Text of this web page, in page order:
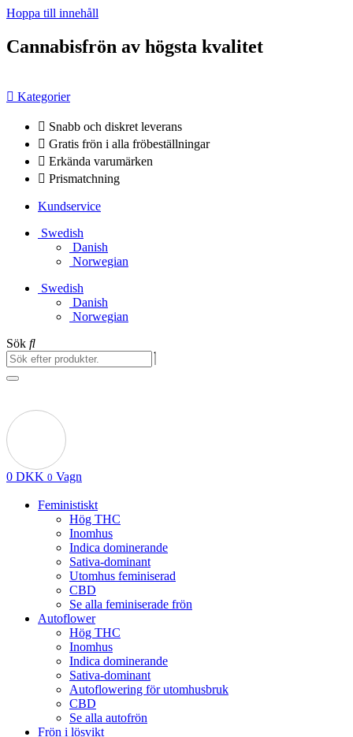
Hoppa till innehåll
Cannabisfrön av högsta kvalitet
Kategorier
Snabb och diskret leverans
Gratis frön i alla fröbeställningar
Erkända varumärken
Prismatchning
Kundservice
Swedish
Danish
Norwegian
Swedish
Danish
Norwegian
Sök
0 DKK 0 Vagn
Feministiskt
Hög THC
Inomhus
Indica dominerande
Sativa-dominant
Utomhus feminiserad
CBD
Se alla feminiserade frön
Autoflower
Hög THC
Inomhus
Indica dominerande
Sativa-dominant
Autoflowering för utomhusbruk
CBD
Se alla autofrön
Frön i lösvikt